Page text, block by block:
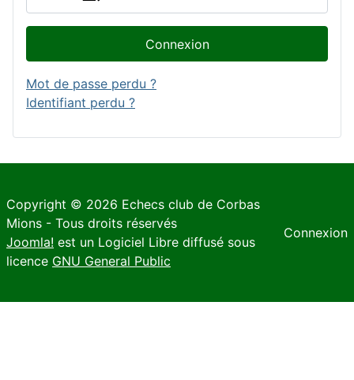
Connexion
Mot de passe perdu ?
Identifiant perdu ?
Copyright © 2026 Echecs club de Corbas
Mions - Tous droits réservés
Joomla! est un Logiciel Libre diffusé sous
licence GNU General Public
Connexion